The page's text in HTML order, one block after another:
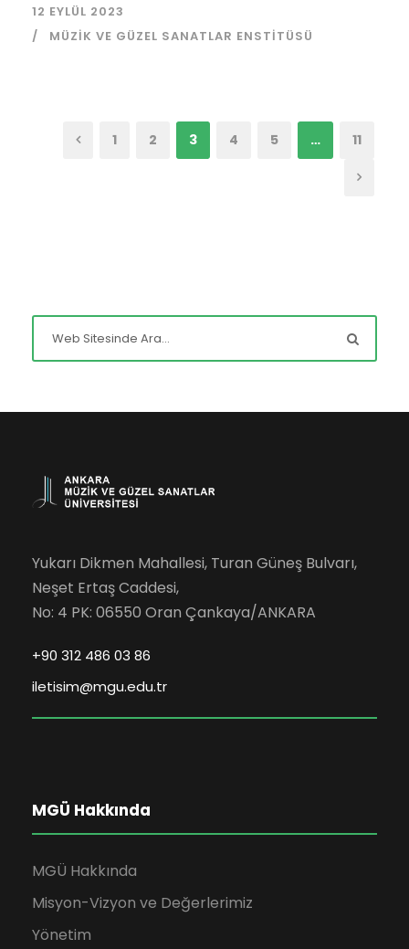
12 EYLÜL 2023
MÜZIK VE GÜZEL SANATLAR ENSTITÜSÜ
1 2 3 4 5 … 11
Yukarı Dikmen Mahallesi, Turan Güneş Bulvarı,
Neşet Ertaş Caddesi,
No: 4 PK: 06550 Oran Çankaya/ANKARA
+90 312 486 03 86
iletisim@mgu.edu.tr
MGÜ Hakkında
MGÜ Hakkında
Misyon-Vizyon ve Değerlerimiz
Yönetim